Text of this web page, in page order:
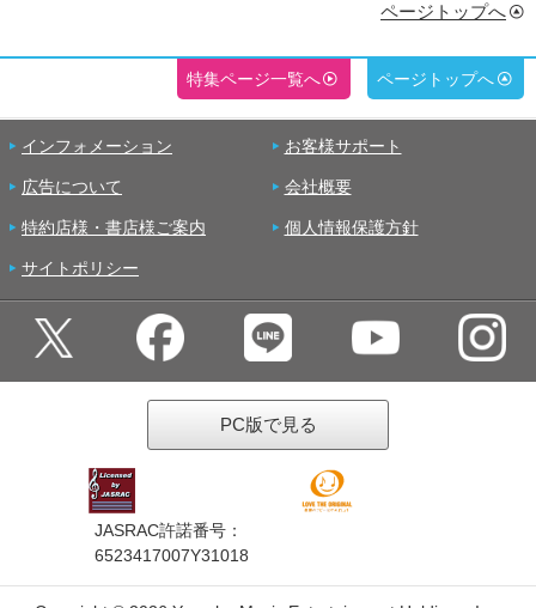
ページトップへ
特集ページ一覧へ ページトップへ
インフォメーション お客様サポート
広告について 会社概要
特約店様・書店様ご案内 個人情報保護方針
サイトポリシー
PC版で見る
JASRAC許諾番号：
6523417007Y31018